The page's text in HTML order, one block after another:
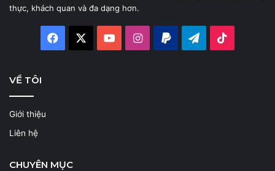
thực, khách quan và đa dạng hơn.
Facebook YouTubeInstagram
Paypal Telegram
VỀ TÔI
Giới thiệu
Liên hệ
CHUYÊN MỤC